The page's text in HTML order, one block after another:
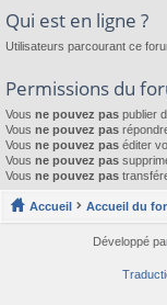
Qui est en ligne ?
Utilisateurs parcourant ce
Permissions du
Vous ne pouvez pas publier
Vous ne pouvez pas
Vous ne pouvez pas éditer
Vous ne pouvez pas
Vous ne pouvez pas
Accueil Accueil du
Développé